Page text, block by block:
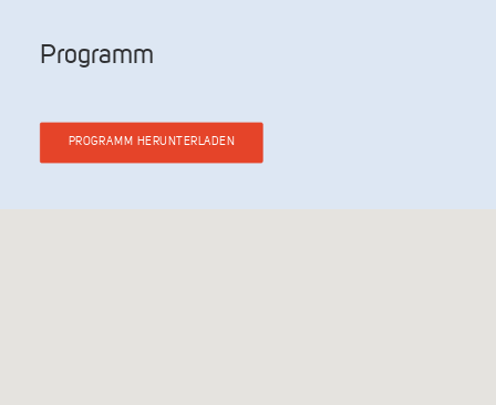
Programm
PROGRAMM HERUNTERLADEN